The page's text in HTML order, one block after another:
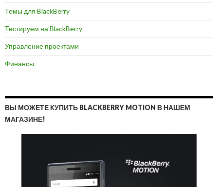
Темы для BlackBerry
Тестируем на BlackBerry
Управление проектами
Финансы
ВЫ МОЖЕТЕ КУПИТЬ BLACKBERRY MOTION В НАШЕМ
МАГАЗИНЕ!